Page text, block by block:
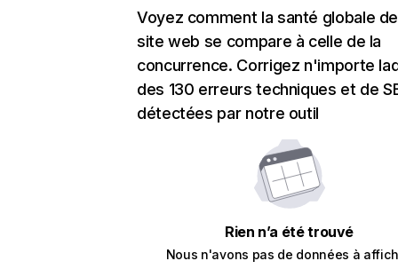
Voyez comment la santé globale
site web se compare à celle de la
concurrence. Corrigez n'importe
des 130 erreurs techniques et de
détectées par notre outil
Rien n’a été trouvé
Nous n'avons pas de données à